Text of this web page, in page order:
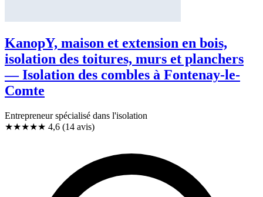
KanopY, maison et extension en bois,
isolation des toitures, murs et planchers
— Isolation des combles à Fontenay-le-
Comte
Entrepreneur spécialisé dans l'isolation
★★★★★ 4,6 (14 avis)